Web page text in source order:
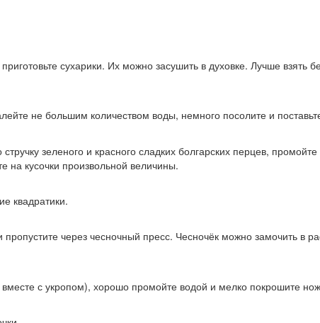
сухарики. Их можно засушить в духовке. Лучше взять
не большим количеством воды, немного посолите и
зеленого и красного сладких болгарских перцев,
на кусочки произвольной величины.
квадратики.
пропустите через чесночный пресс. Чесночёк можно замочить в
с укропом), хорошо промойте водой и мелко покрошите